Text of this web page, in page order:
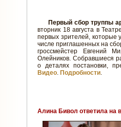
Первый сбор труппы
вторник 18 августа в
первых зрителей, которые
числе приглашенных на
гроссмейстер Евгений
Олейников. Собравшиеся
о деталях постановки,
Видео. Подробности.
Алина Бивол ответила на